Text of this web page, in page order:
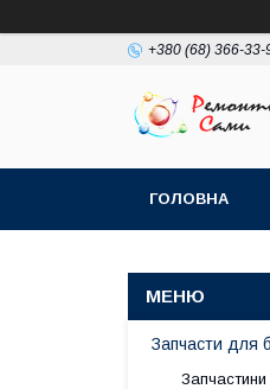
+380 (68) 366-33-
ГОЛОВНА
Запчасти для